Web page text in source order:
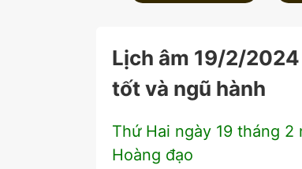
Lịch âm 19/2/
tốt và ngũ hành
Thứ Hai ngày 19 tháng
Hoàng đạo